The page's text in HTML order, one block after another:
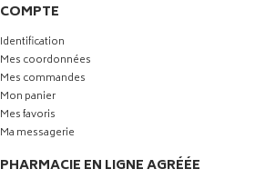
COMPTE
Identification
Mes coordonnées
Mes commandes
Mon panier
Mes favoris
Ma messagerie
PHARMACIE EN LIGNE AGRÉÉE